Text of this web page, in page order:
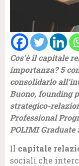
Cos’è il capitale
importanza? 5
consolidarlo
Buono, founding
strategico-
Professional
POLIMI Graduate
Il capitale
sociali che